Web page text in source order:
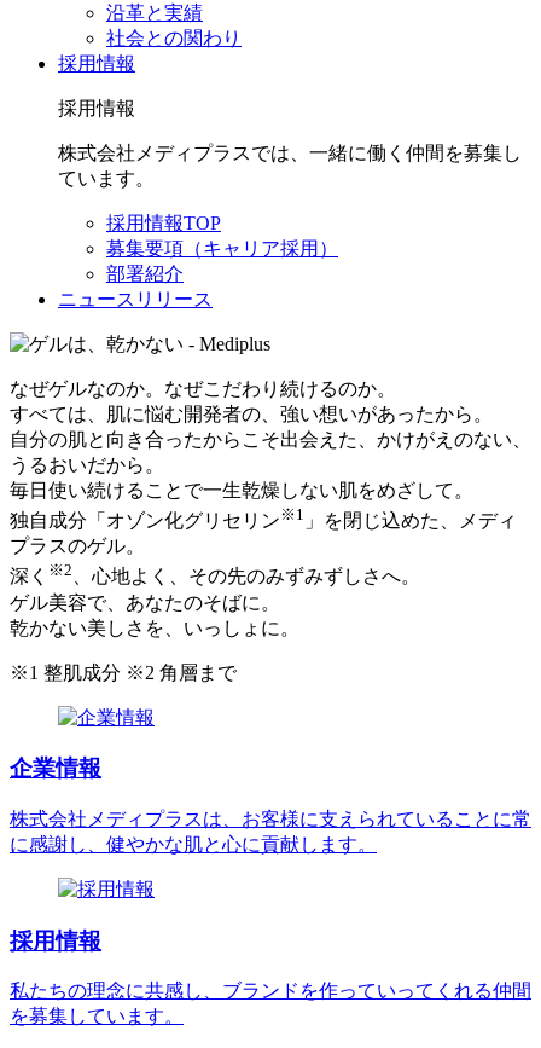
沿革と実績
社会との関わり
採用情報
採用情報
株式会社メディプラスでは、一緒に働く仲間を募集し
ています。
採用情報TOP
募集要項（キャリア採用）
部署紹介
ニュースリリース
なぜゲルなのか。なぜこだわり続けるのか。
すべては、肌に悩む開発者の、強い想いがあったから。
自分の肌と向き合ったからこそ出会えた、かけがえのない、
うるおいだから。
毎日使い続けることで一生乾燥しない肌をめざして。
独自成分「オゾン化グリセリン ※1 」を閉じ込めた、メディ
プラスのゲル。
深く ※2 、心地よく、その先のみずみずしさへ。
ゲル美容で、あなたのそばに。
乾かない美しさを、いっしょに。
※1 整肌成分 ※2 角層まで
企業情報
株式会社メディプラスは、お客様に支えられていることに常
に感謝し、健やかな肌と心に貢献します。
採用情報
私たちの理念に共感し、ブランドを作っていってくれる仲間
を募集しています。